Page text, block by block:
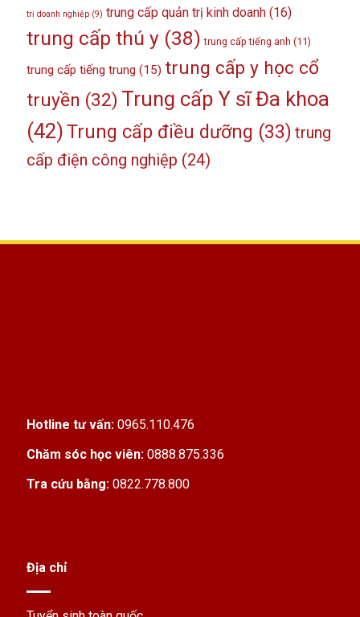
trị doanh nghiệp(9) trung cấp quản trị kinh doanh(16)
trung cấp thú y(38) trung cấp tiếng anh (11)
trung cấp tiếng trung (15) trung cấp y học cổ
truyền (32) Trung cấp Y sĩ Đa khoa
(42)Trung cấp điều dưỡng (33) trung
cấp điện công nghiệp (24)
Hotline tư vấn: 0965.110.476
Chăm sóc học viên: 0888.875.336
Tra cứu bằng: 0822.778.800
Địa chỉ